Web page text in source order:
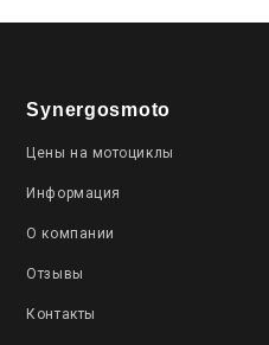
Synergosmoto
Цены на мотоциклы
Информация
О компании
Отзывы
Контакты